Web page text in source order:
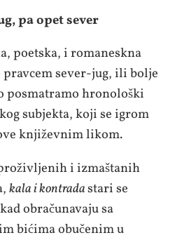
pa opet sever
poetska, i romaneskna
sever-jug, ili bolje
posmatramo hronološki
subjekta, koji se igrom
književnim likom.
i izmaštanih
kala i kontradastari se
obračunavaju sa
bićima obučenim u